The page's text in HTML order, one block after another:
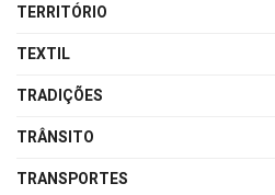
TERRITÓRIO
TEXTIL
TRADIÇÕES
TRÂNSITO
TRANSPORTES